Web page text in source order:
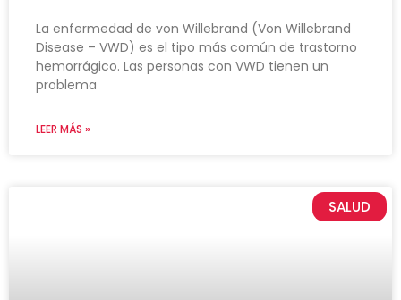
La enfermedad de von Willebrand (Von Willebrand
Disease – VWD) es el tipo más común de trastorno
hemorrágico. Las personas con VWD tienen un
problema
LEER MÁS »
SALUD